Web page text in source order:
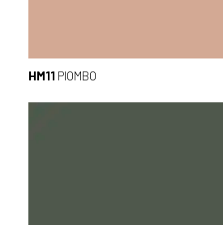
HM11 PIOMBO